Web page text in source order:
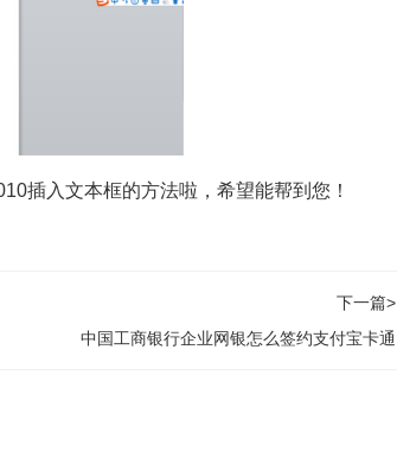
插入文本框的方法啦，希望能帮到您！
下一篇>
中国工商银行企业网银怎么签约支付宝卡通